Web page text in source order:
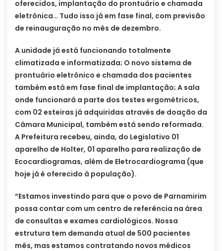
oferecidos, implantação do prontuário e chamada
eletrônica… Tudo isso já em fase final, com previsão
de reinauguração no mês de dezembro.
A unidade já está funcionando totalmente
climatizada e informatizada; O novo sistema de
prontuário eletrônico e chamada dos pacientes
também está em fase final de implantação; A sala
onde funcionará a parte dos testes ergométricos,
com 02 esteiras já adquiridas através de doação da
Câmara Municipal, também está sendo reformada.
A Prefeitura recebeu, ainda, do Legislativo 01
aparelho de Holter, 01 aparelho para realização de
Ecocardiogramas, além de Eletrocardiograma (que
hoje já é oferecido à população).
“Estamos investindo para que o povo de Parnamirim
possa contar com um centro de referência na área
de consultas e exames cardiológicos. Nossa
estrutura tem demanda atual de 500 pacientes
mês, mas estamos contratando novos médicos